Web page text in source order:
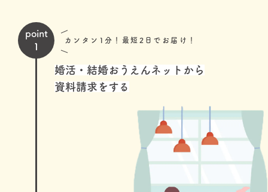
point
1
カンタン1分！最短2日でお届け！
婚活・結婚おうえんネットから
資料請求をする